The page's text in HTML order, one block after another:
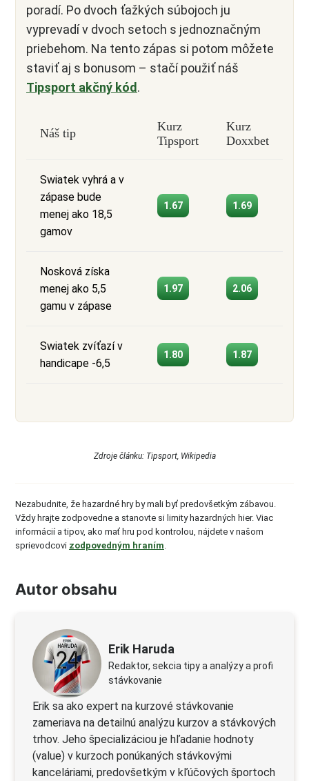
poradí. Po dvoch ťažkých súbojoch ju
vyprevadí v dvoch setoch s jednoznačným
priebehom. Na tento zápas si potom môžete
staviť aj s bonusom – stačí použiť náš
Tipsport akčný kód.
Náš tip
Kurz
Tipsport
Kurz
Doxxbet
Swiatek vyhrá a v
zápase bude
menej ako 18,5
gamov
1.67 1.69
Nosková získa
menej ako 5,5
gamu v zápase
1.97 2.06
Swiatek zvíťazí v
handicape -6,5
1.80 1.87
Zdroje článku: Tipsport, Wikipedia
Nezabudnite, že hazardné hry by mali byť predovšetkým zábavou.
Vždy hrajte zodpovedne a stanovte si limity hazardných hier. Viac
informácií a tipov, ako mať hru pod kontrolou, nájdete v našom
sprievodcovi zodpovedným hraním
Autor obsahu
Erik Haruda
Redaktor, sekcia tipy a analýzy a profi
stávkovanie
Erik sa ako expert na kurzové stávkovanie
zameriava na detailnú analýzu kurzov a stávkových
trhov. Jeho špecializáciou je hľadanie hodnoty
(value) v kurzoch ponúkaných stávkovými
kanceláriami, predovšetkým v kľúčových športoch